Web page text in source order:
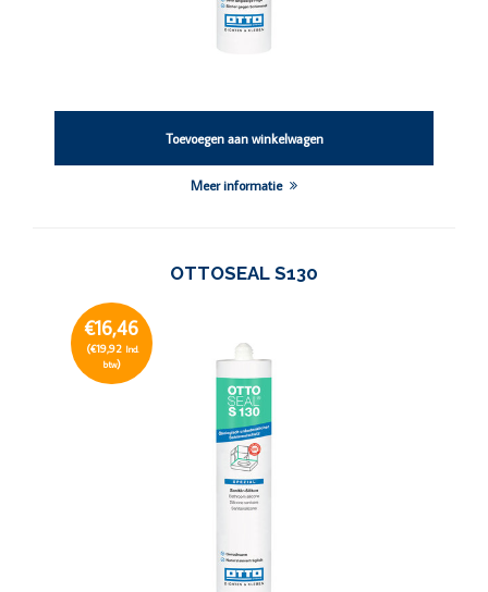
Toevoegen aan winkelwagen
Meer informatie
OTTOSEAL S130
€16,46
(€19,92 Incl.
btw)